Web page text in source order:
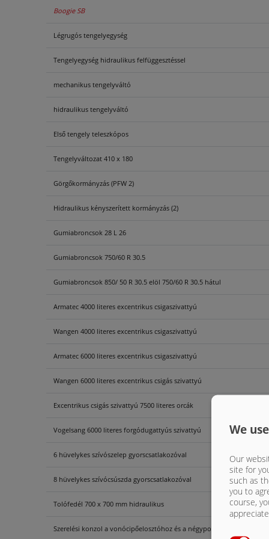
Boogie SB
Légrugós tengelyegység
Tengelyegység hidraulikus felfüggesztéssel
mechanikus tengelyváltó
hidraulikus tengelyváltó
Első tengely teleszkópos
Tengelyváltozat 410 x 180
Görgőkormányzás (PFW 2)
Hidraulikus kényszerített kormányzás (2)
Gumiabroncsok 28 L 26
Gumiabroncsok 750/60 R 30.5
Gumiabroncsok 850/ 50 R 30.5 elöl 750/60 R 30.5 hátul
Armatec 4000 literes excentrikus csigaszivattyú
Wangen 4000 literes excentrikus csigaszivattyú
Armatec 6000 literes excentrikus csigaszivattyú
Wangen 6000 literes excentrikus csigás szivattyú
Excentrikus csigás szivattyú 7500 literes orcák
Vogelsang 6000 literes forgódugattyús szivattyú
6 hüvelykes szívószelep gyorscsatlakozóval
8 hüvelykes szívócsúszda gyorscsatlakozóval
Tolófedél 700 x 700 mm hidraulikus
Szerelési konzol a vonócipőelosztóhoz és a négypontos hidraulikához
We
Our
site for
such as
you to
course,